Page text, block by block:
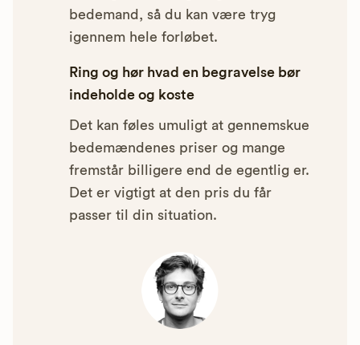
bedemand, så du kan være tryg
igennem hele forløbet.
Ring og hør hvad en begravelse bør
indeholde og koste
Det kan føles umuligt at gennemskue
bedemændenes priser og mange
fremstår billigere end de egentlig er.
Det er vigtigt at den pris du får
passer til din situation.